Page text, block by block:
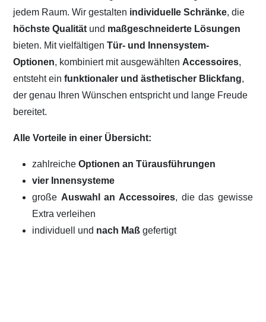
jedem Raum. Wir gestalten individuelle Schränke, die
höchste Qualität und maßgeschneiderte Lösungen
bieten. Mit vielfältigenTür- und Innensystem-
Optionen, kombiniert mit ausgewählten Accessoires,
entsteht einfunktionaler und ästhetischer Blickfang,
der genau Ihren Wünschen entspricht und lange Freude
bereitet.
Alle Vorteile in einer Übersicht:
zahlreicheOptionen an Türausführungen
vier Innensysteme
große Auswahl an Accessoires, die das gewisse
Extra verleihen
individuell und nach Maßgefertigt